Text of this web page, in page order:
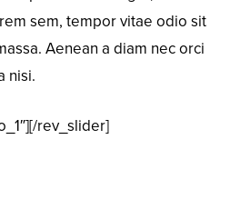
sem, tempor vitae odio sit
Aenean a diam nec orci
nisi.
rev_slider]